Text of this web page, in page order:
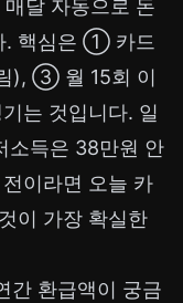
달 자동으로 돈
. 핵심은 ① 카드
), ③ 월 15회 이
는 것입니다. 일
소득은 38만원 안
이라면 오늘 카
이 가장 확실한
간 환급액이 궁금